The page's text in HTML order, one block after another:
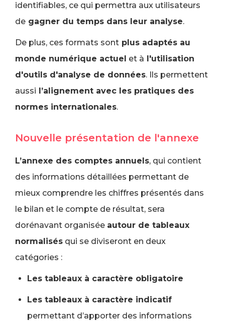
identifiables, ce qui permettra aux utilisateurs
de gagner du temps dans leur analyse.
De plus, ces formats sont plus adaptés au
monde numérique actuel et à l'utilisation
d'outils d'analyse de données. Ils permettent
aussi l’alignement avec les pratiques des
normes internationales.
Nouvelle présentation de l'annexe
L’annexe des comptes annuels, qui contient
des informations détaillées permettant de
mieux comprendre les chiffres présentés dans
le bilan et le compte de résultat, sera
dorénavant organisée autour de tableaux
normalisés qui se diviseront en deux
catégories :
Les tableaux à caractère obligatoire
Les tableaux à caractère indicatif
permettant d’apporter des informations